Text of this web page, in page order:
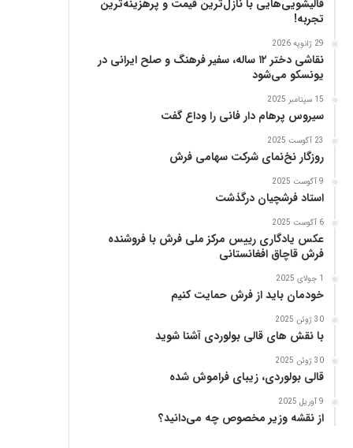
قالیشویی‌هایی با نازل‌ترین قیمت و پرهزینه‌ترین
تجربه!
29 ژانویه 2026
نقاشی دختر ۱۲ ساله، سفیر فرهنگ و صلح ایرانی در
یونسکو می‌شود
15 سپتامبر 2025
سیروس پرهام دار فانی را وداع گفت
23 آگوست 2025
روزگار نخ‌نمای شرکت سهامی فرش
9 آگوست 2025
استاد فرشچیان درگذشت
6 آگوست 2025
عکس یادگاری رییس مرکز ملی فرش با فروشنده
فرش قاچاق افغانستانی
1 جولای 2025
خودمان باید از فرش حمایت کنیم
30 ژوئن 2025
با نقش های قالی بولوردی آشنا شوید
30 ژوئن 2025
قالی بولوردی، زیبای فراموش شده
9 آوریل 2025
از نقشه وزیر مخصوص چه می‌دانید؟